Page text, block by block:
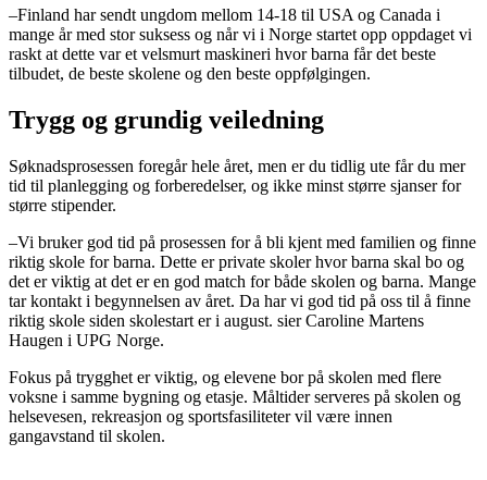
–Finland har sendt ungdom mellom 14-18 til USA og Canada i
mange år med stor suksess og når vi i Norge startet opp oppdaget vi
raskt at dette var et velsmurt maskineri hvor barna får det beste
tilbudet, de beste skolene og den beste oppfølgingen.
Trygg og grundig veiledning
Søknadsprosessen foregår hele året, men er du tidlig ute får du mer
tid til planlegging og forberedelser, og ikke minst større sjanser for
større stipender.
­–Vi bruker god tid på prosessen for å bli kjent med familien og finne
riktig skole for barna. Dette er private skoler hvor barna skal bo og
det er viktig at det er en god match for både skolen og barna. Mange
tar kontakt i begynnelsen av året. Da har vi god tid på oss til å finne
riktig skole siden skolestart er i august. sier Caroline Martens
Haugen i UPG Norge.
Fokus på trygghet er viktig, og elevene bor på skolen med flere
voksne i samme bygning og etasje. Måltider serveres på skolen og
helsevesen, rekreasjon og sportsfasiliteter vil være innen
gangavstand til skolen.